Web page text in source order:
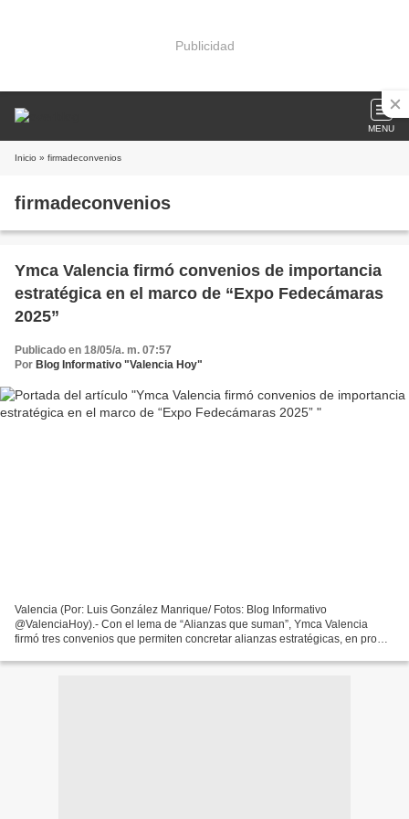
Publicidad
MENU
Inicio » firmadeconvenios
firmadeconvenios
Ymca Valencia firmó convenios de importancia
estratégica en el marco de “Expo Fedecámaras
2025”
Publicado en 18/05/a. m. 07:57
Por Blog Informativo "Valencia Hoy"
Valencia (Por: Luis González Manrique/ Fotos: Blog Informativo
@ValenciaHoy).- Con el lema de “Alianzas que suman”, Ymca Valencia
firmó tres convenios que permiten concretar alianzas estratégicas, en pro